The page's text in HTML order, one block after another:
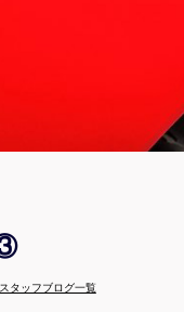
スタッフブログ一覧